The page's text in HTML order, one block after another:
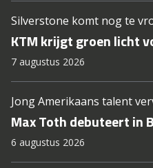
Silverstone komt nog te
KTM krijgt groen licht
7 augustus 2026
Jong Amerikaans talent
Max Toth debuteert in
6 augustus 2026